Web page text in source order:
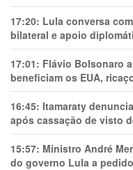
17:20: Lula conversa
bilateral e apoio
17:01: Flávio Bolsonaro
beneficiam os EUA,
16:45: Itamaraty
após cassação de visto
15:57: Ministro André
do governo Lula a